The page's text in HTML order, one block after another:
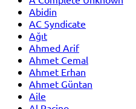
Abidin
AC Syndicate
Ağıt
Ahmed Arif
Ahmet Cemal
Ahmet Erhan
Ahmet Güntan
Aile